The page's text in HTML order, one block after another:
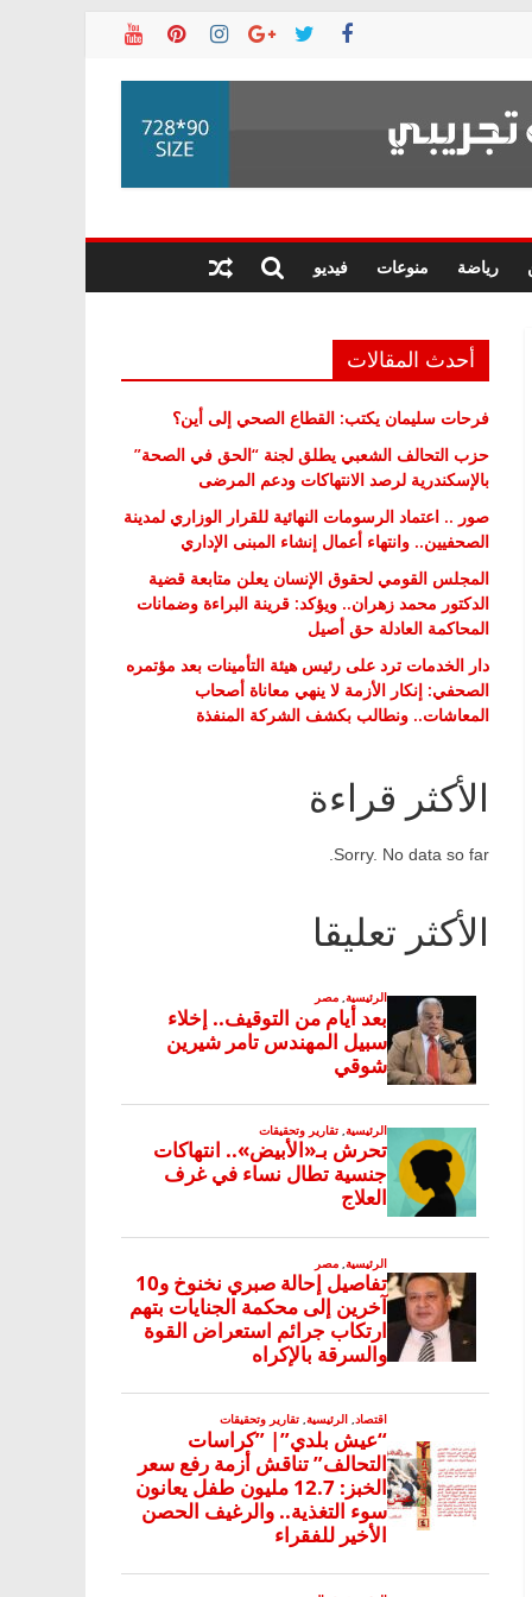
رياضة منوعات فيديو
أحدث المقالات
فرحات سليمان يكتب: القطاع الصحي إلى أين؟
حزب التحالف الشعبي يطلق لجنة “الحق في الصحة”
بالإسكندرية لرصد الانتهاكات ودعم المرضى
صور .. اعتماد الرسومات النهائية للقرار الوزاري لمدينة
الصحفيين.. وانتهاء أعمال إنشاء المبنى الإداري
المجلس القومي لحقوق الإنسان يعلن متابعة قضية
الدكتور محمد زهران.. ويؤكد: قرينة البراءة وضمانات
المحاكمة العادلة حق أصيل
دار الخدمات ترد على رئيس هيئة التأمينات بعد مؤتمره
الصحفي: إنكار الأزمة لا ينهي معاناة أصحاب
المعاشات.. ونطالب بكشف الشركة المنفذة
الأكثر قراءة
Sorry. No data so far.
الأكثر تعليقا